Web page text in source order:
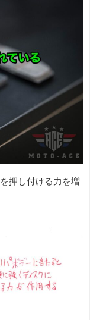
押し付ける力を増